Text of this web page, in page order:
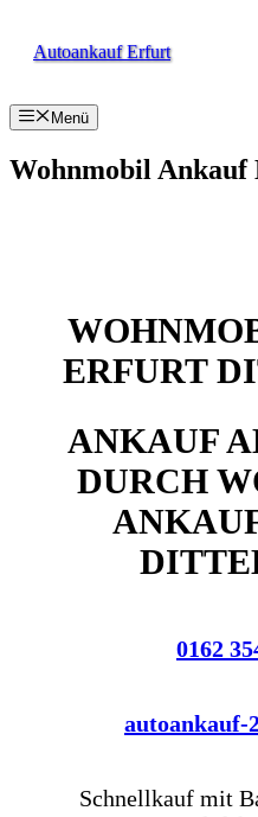
InhaltAutoankauf Erfurt
Menü
Wohnmobil
ERFURT
ANKAUF
DURCH
0162
autoankauf-
Schnellkauf mit